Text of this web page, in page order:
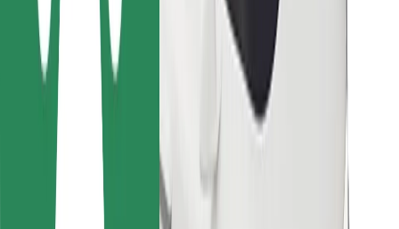
Bolt per le aziende
Altro
Fornitori
Termini e condizioni
Sicurezza
Fai una corsa in pochi minuti!